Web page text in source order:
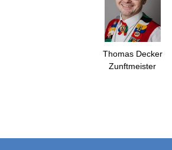
Thomas Decker
Zunftmeister